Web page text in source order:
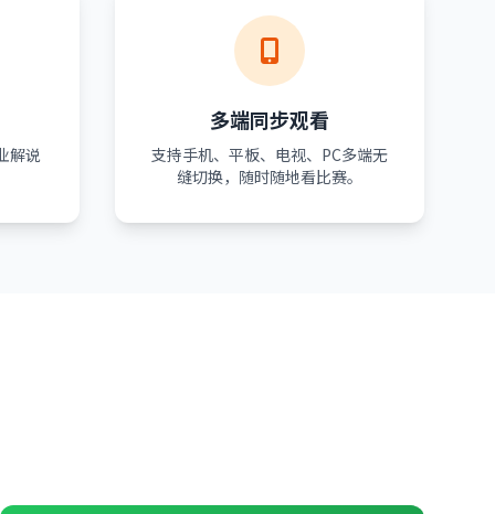
解说
多端同步观看
支持手机、平板、电视、PC多端无
缝切换，随时随地看比赛。